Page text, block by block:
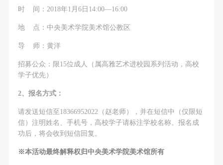
时 间：2018年1月6日14:00—16:00
地 点：中央美术学院美术馆公教区
导 师：黄洋
招募公众：限15位成人（属高雅艺术进校园系列活动，高校
学子优先）
2、报名方式：
请发送短信至18366952022（赵老师），并在短信中（仅限短
信）注明姓名、手机号，高校学子请标注学校名称。报名成
功后，将会收到短信回复。
※本活动最终解释权归中央美术学院美术馆所有
故，活动中任何非事故当事人及美术馆将不承担人身
成员应当积极主动的组织实施救援工作，但对事故本
身不承担任何法律责任和经济责任。参加本次活动者
的人身安全不负有民事及相关连带责任。
第五条
参加活动者在此次活动期间应主动遵守美术馆活动秩
衍生品的安全。活动中一旦因个人原因造成美术馆场
地、空间、艺术品、衍生品等受到不同程度的损失、
破坏。活动中任何非事故当事人及美术馆将不承担相
故，活动中任何非事故当事人及美术馆将不承担人身
成员应当积极主动的组织实施救援工作，但对事故本
身不承担任何法律责任和经济责任。参加本次活动者
的人身安全不负有民事及相关连带责任。
第五条
参加活动者在此次活动期间应主动遵守美术馆活动秩
衍生品的安全。活动中一旦因个人原因造成美术馆场
地、空间、艺术品、衍生品等受到不同程度的损失、
破坏。活动中任何非事故当事人及美术馆将不承担相
故，活动中任何非事故当事人及美术馆将不承担人身
成员应当积极主动的组织实施救援工作，但对事故本
身不承担任何法律责任和经济责任。参加本次活动者
的人身安全不负有民事及相关连带责任。
第五条
参加活动者在此次活动期间应主动遵守美术馆活动秩
衍生品的安全。活动中一旦因个人原因造成美术馆场
地、空间、艺术品、衍生品等受到不同程度的损失、
破坏。活动中任何非事故当事人及美术馆将不承担相